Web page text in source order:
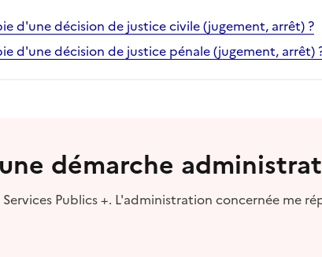
d'une décision de justice civile (jugement, arrêt) ?
d'une décision de justice pénale (jugement, arrêt)
démarche
Services Publics +. L'administration concernée me